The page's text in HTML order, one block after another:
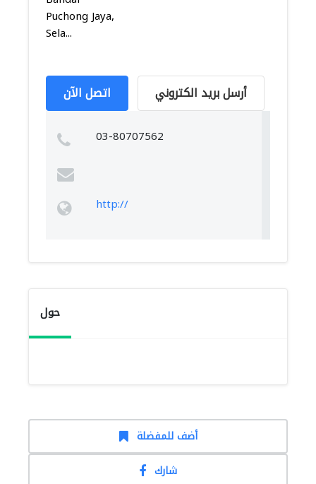
Puchong Jaya,
Sela...
اتصل الآن أرسل بريد الكتروني
03-80707562
http://
حول
أضف للمفضلة
شارك